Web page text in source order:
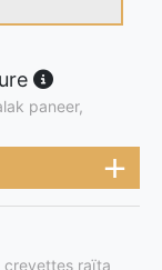
paneer,
crevettes raïta